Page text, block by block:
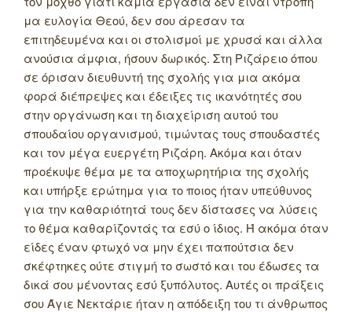
μα ευλογία Θεού, δεν σου άρεσαν τα
επιτηδευμένα και οι στολισμοί με χρυσά και άλλα
ανούσια άμφια, ήσουν δωρικός. Στη Ριζάρειο όπου
σε όρισαν διευθυντή της σχολής για μια ακόμα
φορά διέπρεψες και έδειξες τις ικανότητές σου
στην οργάνωση και τη διαχείριση αυτού του
σπουδαίου οργανισμού, τιμώντας τους σπουδαστές
και τον μέγα ευεργέτη Ριζάρη. Ακόμα και όταν
προέκυψε θέμα με τα αποχωρητήρια της σχολής
και υπήρξε ερώτημα για το ποιος ήταν υπεύθυνος
για την καθαριότητά τους δεν δίστασες να λύσεις
το θέμα καθαρίζοντάς τα εσύ ο ίδιος. Ή ακόμα όταν
είδες έναν φτωχό να μην έχει παπούτσια δεν
σκέφτηκες ούτε στιγμή το σωστό και του έδωσες τα
δικά σου μένοντας εσύ ξυπόλυτος. Αυτές οι πράξεις
σου Άγιε Νεκτάριε ήταν η απόδειξη του τι άνθρωπος